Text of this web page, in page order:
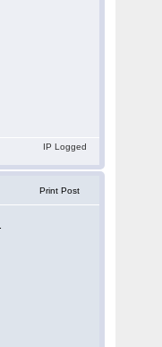
IP Logged
Print Post